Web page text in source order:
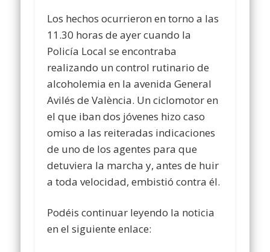
Los hechos ocurrieron en torno a las
11.30 horas de ayer cuando la
Policía Local se encontraba
realizando un control rutinario de
alcoholemia en la avenida General
Avilés de València. Un ciclomotor en
el que iban dos jóvenes hizo caso
omiso a las reiteradas indicaciones
de uno de los agentes para que
detuviera la marcha y, antes de huir
a toda velocidad, embistió contra él.
Podéis continuar leyendo la noticia
en el siguiente enlace: